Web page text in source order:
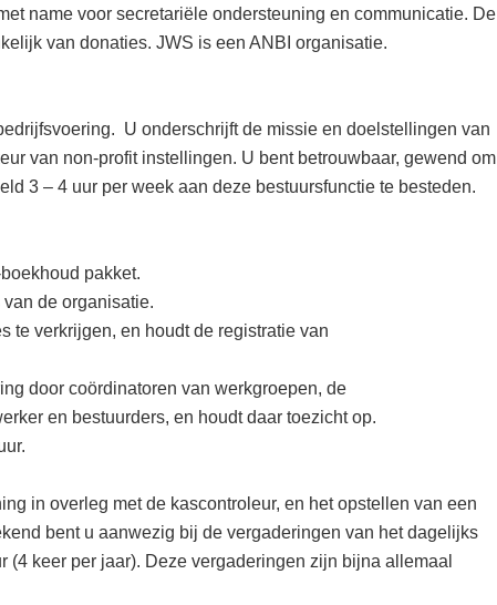
name voor secretariële ondersteuning en communicatie. De
van donaties. JWS is een ANBI organisatie.
U onderschrijft de missie en doelstellingen van
van non-profit instellingen. U bent betrouwbaar, gewend om
3 – 4 uur per week aan deze bestuursfunctie te besteden.
pakket.
de organisatie.
te verkrijgen, en houdt de registratie van
door coördinatoren van werkgroepen, de
en bestuurders, en houdt daar toezicht op.
in overleg met de kascontroleur, en het opstellen van een
bent u aanwezig bij de vergaderingen van het dagelijks
(4 keer per jaar). Deze vergaderingen zijn bijna allemaal